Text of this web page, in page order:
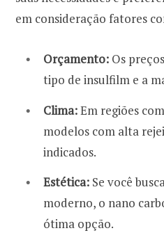
em consideração fatores
Orçamento: Os
tipo de insulfilm e a
Clima:Em regiões
modelos com alta
indicados.
Estética: Se você
moderno, o nano
ótima opção.